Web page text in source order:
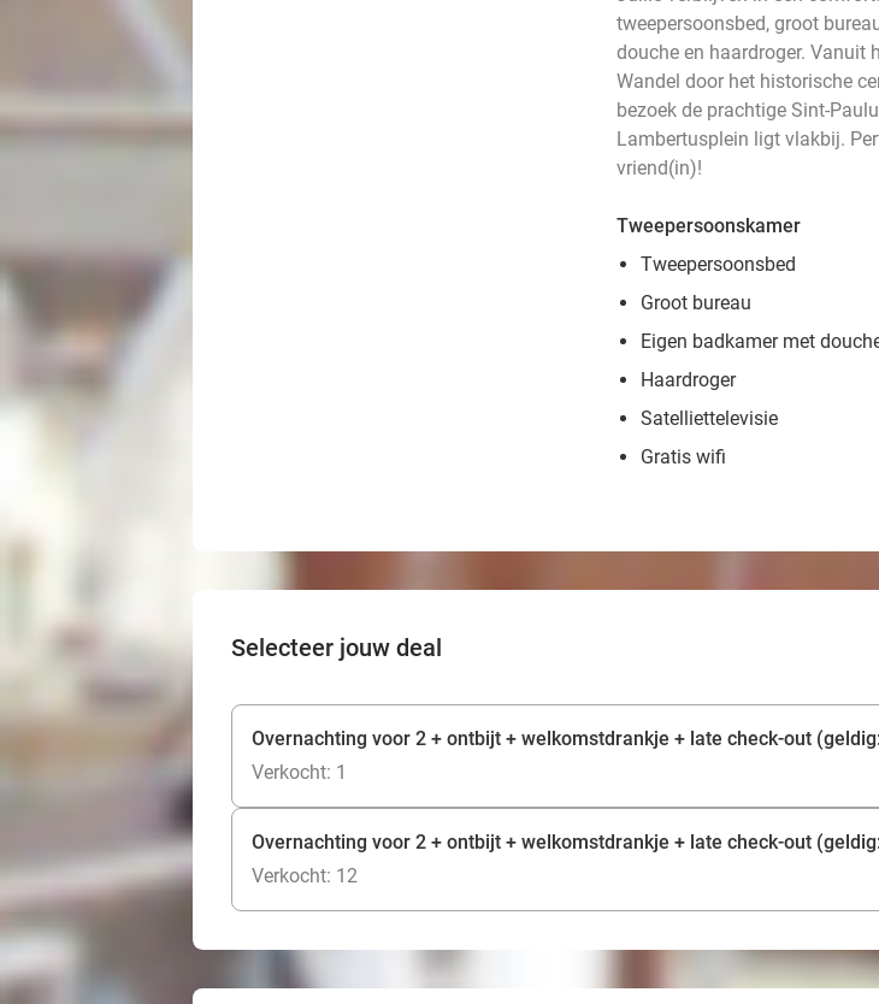
tweepersoonsbed, groot
douche en haardroger. Vanuit
Wandel door het historische
bezoek de prachtige Sint-
Lambertusplein ligt vlakbij.
vriend(in)!
Tweepersoonskamer
Tweepersoonsbed
Groot bureau
Eigen badkamer met
Haardroger
Satelliettelevisie
Gratis wifi
Selecteer jouw deal
Overnachting voor 2 + ontbijt + welkomstdrankje + late check-out
Verkocht: 1
Overnachting voor 2 + ontbijt + welkomstdrankje + late check-out
Verkocht: 12